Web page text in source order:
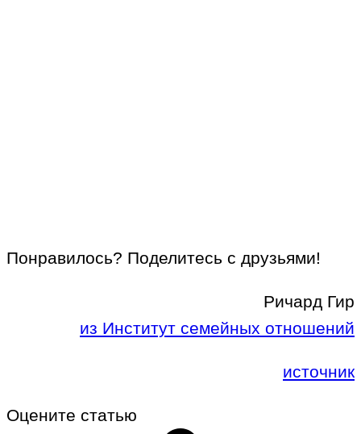
Понравилось? Поделитесь с друзьями!
Ричард Гир
из Институт семейных отношений
источник
Оцените статью